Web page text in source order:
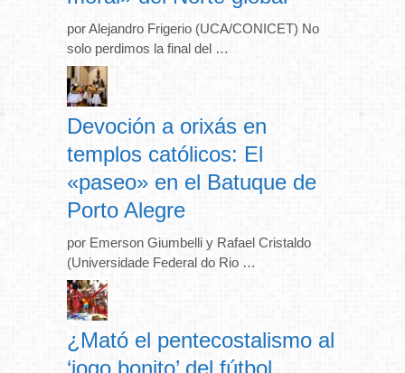
por Alejandro Frigerio (UCA/CONICET) No
solo perdimos la final del …
Devoción a orixás en
templos católicos: El
«paseo» en el Batuque de
Porto Alegre
por Emerson Giumbelli y Rafael Cristaldo
(Universidade Federal do Rio …
¿Mató el pentecostalismo al
‘jogo bonito’ del fútbol